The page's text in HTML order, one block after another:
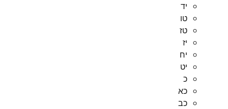
יד
טו
טז
יז
יח
יט
כ
כא
כב